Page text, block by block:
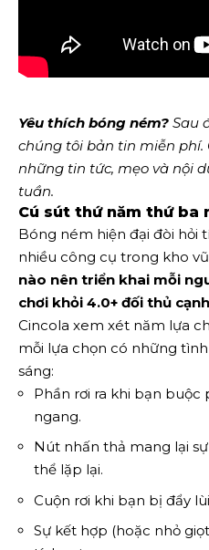
Yêu thích bóng ném? Sau
chúng tôi bản tin miễn phí.
những tin tức, mẹo và nội
tuần.
Cú sút thứ năm thứ ba
Bóng ném hiện đại đòi hỏi
nhiều công cụ trong kho
nào nên triển khai mỗi
chơi khỏi 4.0+ đối thủ
Cincola xem xét năm lựa
mỗi lựa chọn có những
sáng:
Phần rơi ra khi bạn
ngang.
Nút nhấn thả mang lại
thể lặp lại.
Cuộn rơi khi bạn bị đẩy
Sự kết hợp (hoặc nhỏ